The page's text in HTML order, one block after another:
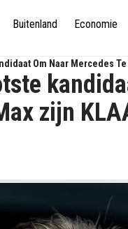
Buitenland Economie
Om Naar Mercedes
zijn